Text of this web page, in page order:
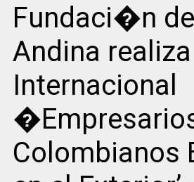
Fundaci�n
Andina
Internacional
Colombianos